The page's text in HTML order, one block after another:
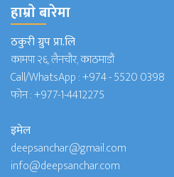
हाम्राे बारेमा
ठकुरी ग्रुप प्रा.लि
कामपा २६, लैनचौर, काठमाडौं
Call/WhatsApp :+974 - 5520 0398
फोन :+977-1-4412275
इमेल
deepsanchar@gmail.com
info@deepsanchar.com